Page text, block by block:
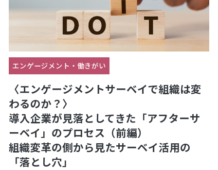
エンゲージメント・働きがい
〈エンゲージメントサーベイで組織は変
わるのか？〉
導入企業が見落としてきた「アフターサ
ーベイ」のプロセス（前編）
組織変革の側から見たサーベイ活用の
「落とし穴」